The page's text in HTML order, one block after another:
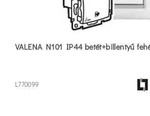
VALENA N101 IP44 betét+billentyű
L770099